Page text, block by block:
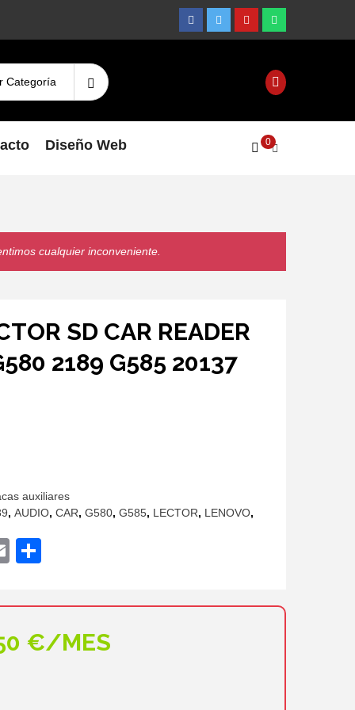
Facebook
TwitterYoutubeWhatsapp
Search
for:
Diseño Web 0
cualquier inconveniente.
SD CAR READER
2189 G585 20137
auxiliares
,AUDIO,CAR,G580,G585, LECTOR, LENOVO,
Email
€/MES